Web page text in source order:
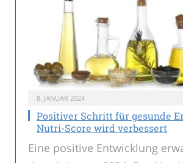
8. JANUAR 2024
Positiver Schritt für gesunde
Nutri-Score wird verbessert
Eine positive Entwicklung